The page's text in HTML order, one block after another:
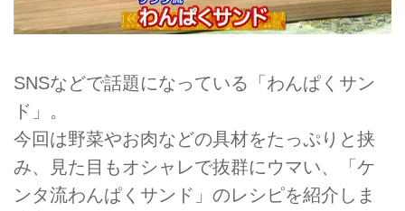
SNSなどで話題になっている「わんぱくサン
ド」。
今回は野菜やお肉などの具材をたっぷりと挟
み、見た目もオシャレで抜群にウマい、「ケ
ンタ流わんぱくサンド」のレシピを紹介しま